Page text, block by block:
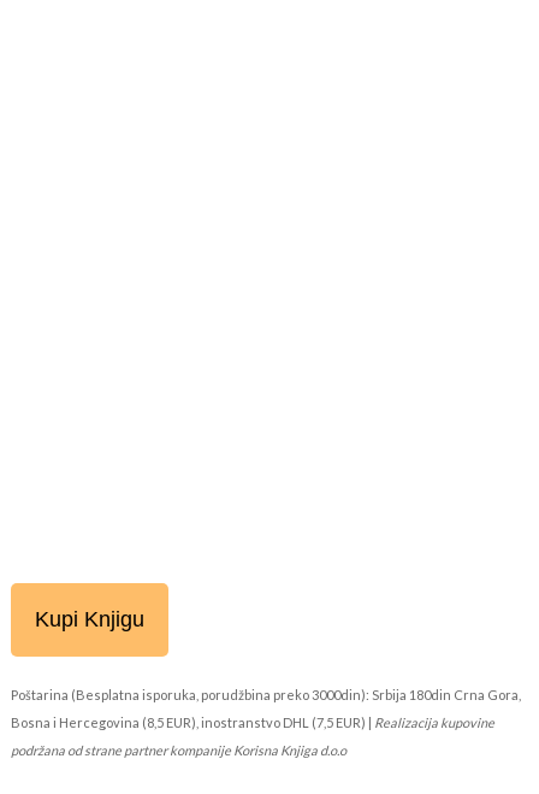
Kupi Knjigu
Poštarina (Besplatna isporuka, porudžbina preko 3000din): Srbija 180din Crna Gora,
Bosna i Hercegovina (8,5 EUR), inostranstvo DHL (7,5 EUR) | Realizacija kupovine
podržana od strane partner kompanije Korisna Knjiga d.o.o